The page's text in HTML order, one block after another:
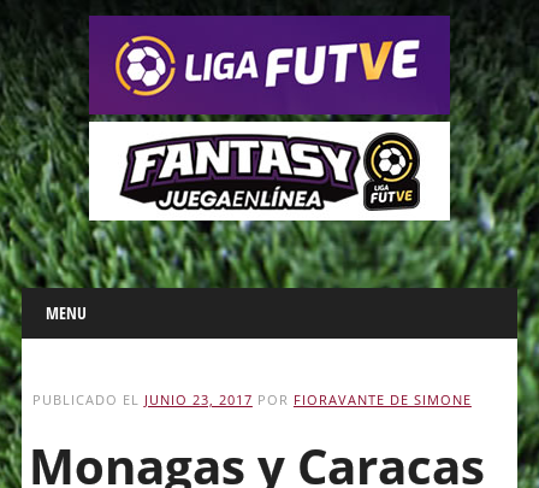
Main menu
Skip
to
content
MENU
PUBLICADO EL JUNIO 23, 2017 POR FIORAVANTE DE SIMONE
Monagas y Caracas